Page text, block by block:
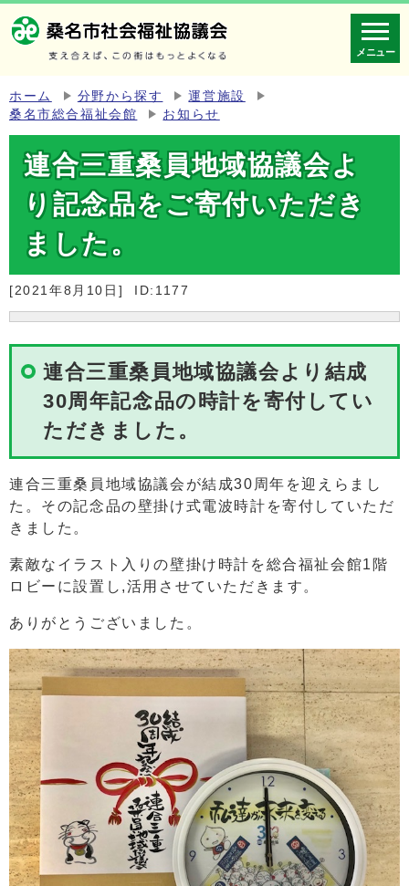
メニュー
ホーム 分野から探す
運営施設
桑名市総合福祉会館
お知らせ
連合三重桑員地域協議会よ
り記念品をご寄付いただき
ました。
[2021年8月10日] ID:1177
連合三重桑員地域協議会より結成
30周年記念品の時計を寄付してい
ただきました。
連合三重桑員地域協議会が結成30周年を迎えらまし
た。その記念品の壁掛け式電波時計を寄付していただ
きました。
素敵なイラスト入りの壁掛け時計を総合福祉会館1階
ロビーに設置し,活用させていただきます。
ありがとうございました。